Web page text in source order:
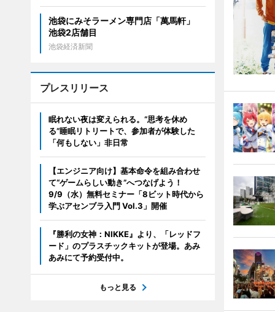
池袋にみそラーメン専門店「萬馬軒」
池袋2店舗目
池袋経済新聞
プレスリリース
眠れない夜は変えられる。“思考を休め
る”睡眠リトリートで、参加者が体験した
「何もしない」非日常
【エンジニア向け】基本命令を組み合わせ
て“ゲームらしい動き”へつなげよう！
9/9（水）無料セミナー「8ビット時代から
学ぶアセンブラ入門 Vol.3」開催
『勝利の女神：NIKKE』より、「レッドフ
ード」のプラスチックキットが登場。あみ
あみにて予約受付中。
もっと見る